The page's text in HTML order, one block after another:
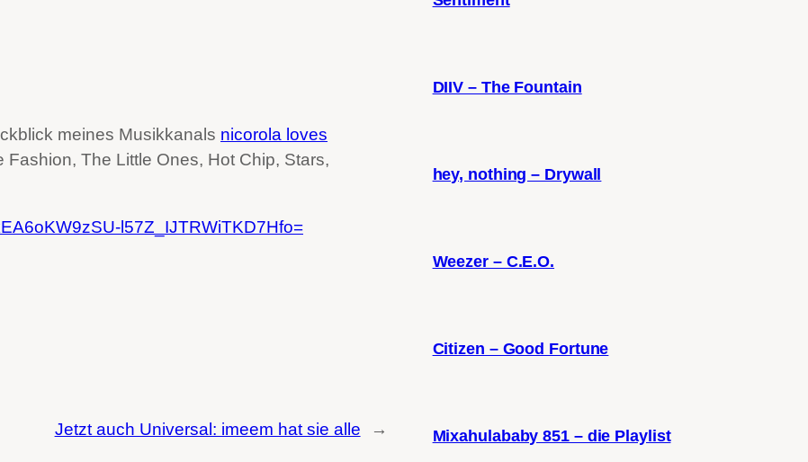
meines Musikkanals nicorola loves
Fashion, The Little Ones, Hot Chip, Stars,
l57Z_IJTRWiTKD7Hfo=
Jetzt auch Universal: imeem hat sie alle →
DIIV – The Fountain
hey, nothing – Drywall
Weezer – C.E.O.
Citizen – Good Fortune
Mixahulababy 851 – die Playlist